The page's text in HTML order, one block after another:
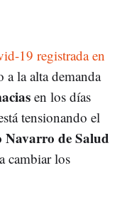
19 registrada en
a la alta demanda
en los días
tensionando el
Navarro de Salud
cambiar los